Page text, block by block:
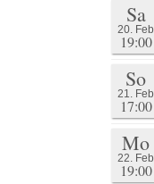
Sa
20. Feb
19:00
So
21. Feb
17:00
Mo
22. Feb
19:00